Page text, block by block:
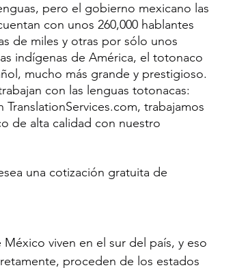
pero el gobierno mexicano las
con unos 260,000 hablantes
de miles y otras por sólo unos
indígenas de América, el totonaco
mucho más grande y prestigioso.
con las lenguas totonacas:
trabajamos
de alta calidad con nuestro
una cotización gratuita de
viven en el sur del país, y eso
proceden de los estados